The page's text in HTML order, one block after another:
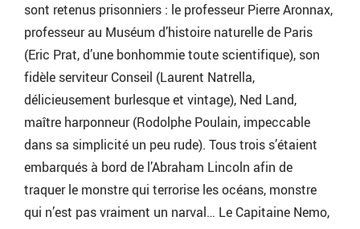
sont retenus prisonniers : le professeur Pierre Aronnax,
professeur au Muséum d’histoire naturelle de Paris
(Eric Prat, d’une bonhommie toute scientifique), son
fidèle serviteur Conseil (Laurent Natrella,
délicieusement burlesque et vintage), Ned Land,
maître harponneur (Rodolphe Poulain, impeccable
dans sa simplicité un peu rude). Tous trois s’étaient
embarqués à bord de l’Abraham Lincoln afin de
traquer le monstre qui terrorise les océans, monstre
qui n’est pas vraiment un narval… Le Capitaine Nemo,